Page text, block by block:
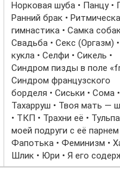
Норковая шуба • Панцу •
Ранний брак •
гимнастика • Самка
Свадьба • Секс (Оргазм)
кукла • Селфи • Сикель •
Синдром пизды в поле
Синдром французского
борделя • Сиськи • Сома •
Тахарруш • Твоя мать —
• ТКП • Трахни её •
моей подруги с её парнем
Фапотька • Феминизм •
Шлик • Юри • Я его